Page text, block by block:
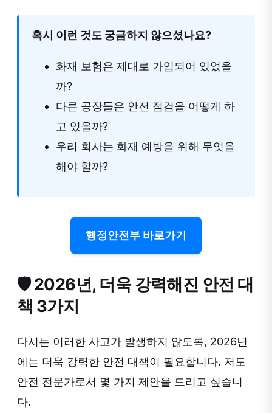
혹시 이런 것도 궁금하지 않으셨나요?
화재 보험은 제대로 가입되어 있었을
까?
다른 공장들은 안전 점검을 어떻게 하
고 있을까?
우리 회사는 화재 예방을 위해 무엇을
해야 할까?
행정안전부 바로가기
🛡️ 2026년, 더욱 강력해진 안전 대
책 3가지
다시는 이러한 사고가 발생하지 않도록, 2026년
에는 더욱 강력한 안전 대책이 필요합니다. 저도
안전 전문가로서 몇 가지 제안을 드리고 싶습니
다.